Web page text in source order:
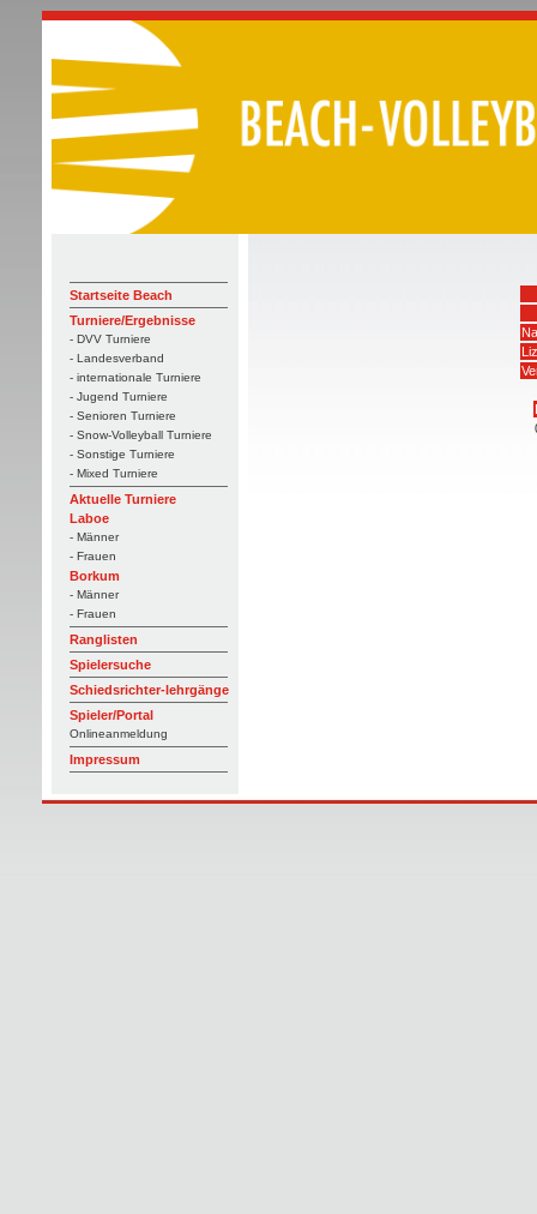
Startseite Beach
Turniere/Ergebnisse
- DVV Turniere
- Landesverband
- internationale Turniere
- Jugend Turniere
- Senioren Turniere
- Snow-Volleyball Turniere
- Sonstige Turniere
- Mixed Turniere
Aktuelle Turniere
Laboe
- Männer
- Frauen
Borkum
- Männer
- Frauen
Ranglisten
Spielersuche
Schiedsrichter-lehrgänge
Spieler/Portal
Onlineanmeldung
Impressum